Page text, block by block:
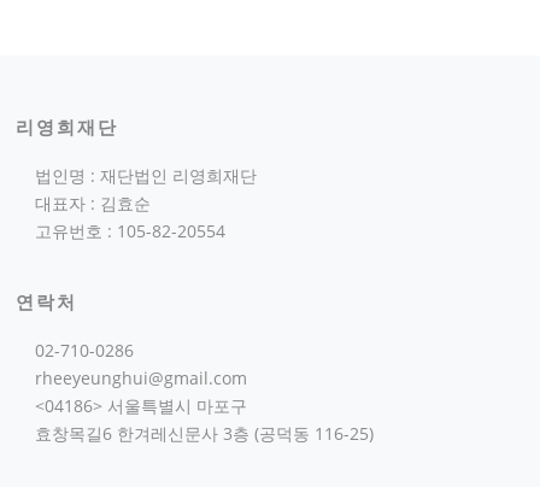
리영희재단
법인명 : 재단법인 리영희재단
대표자 : 김효순
고유번호 : 105-82-20554
연락처
02-710-0286
rheeyeunghui@gmail.com
<04186> 서울특별시 마포구
효창목길6 한겨레신문사 3층 (공덕동 116-25)